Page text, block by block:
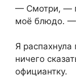
— Смотри, —
моё блюдо. —
Я распахнула
ничего
официантку.